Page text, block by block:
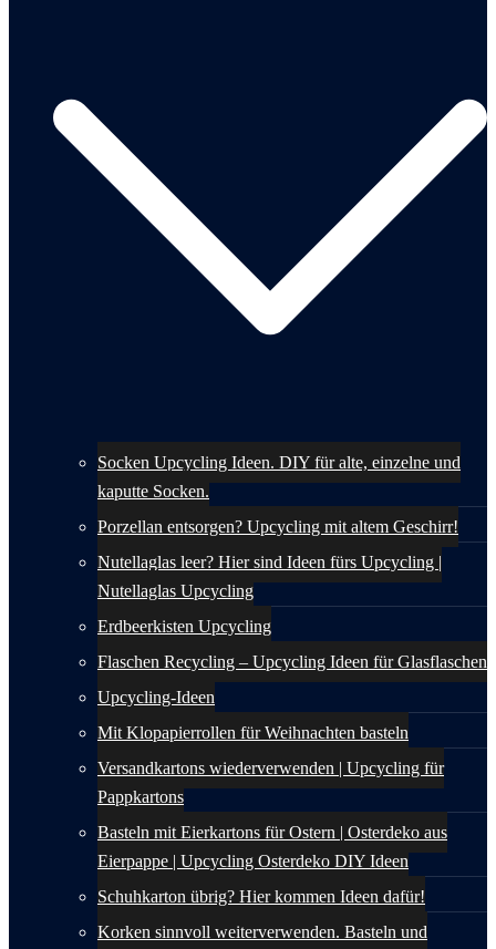
Socken Upcycling Ideen. DIY für alte, einzelne und
kaputte Socken.
Porzellan entsorgen? Upcycling mit altem Geschirr!
Nutellaglas leer? Hier sind Ideen fürs Upcycling |
Nutellaglas Upcycling
Erdbeerkisten Upcycling
Flaschen Recycling – Upcycling Ideen für Glasflaschen
Upcycling-Ideen
Mit Klopapierrollen für Weihnachten basteln
Versandkartons wiederverwenden | Upcycling für
Pappkartons
Basteln mit Eierkartons für Ostern | Osterdeko aus
Eierpappe | Upcycling Osterdeko DIY Ideen
Schuhkarton übrig? Hier kommen Ideen dafür!
Korken sinnvoll weiterverwenden. Basteln und